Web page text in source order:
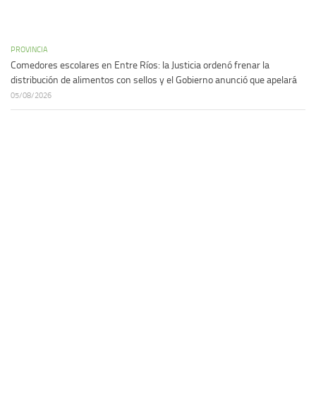
PROVINCIA
Comedores escolares en Entre Ríos: la Justicia ordenó frenar la
distribución de alimentos con sellos y el Gobierno anunció que apelará
05/08/2026